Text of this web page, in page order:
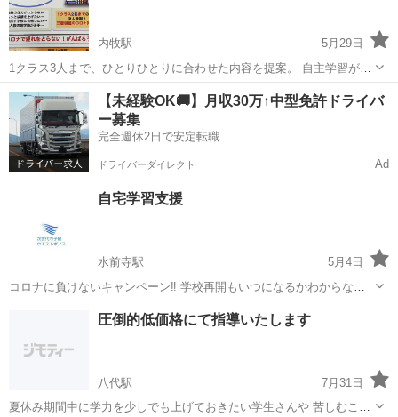
内牧駅
5月29日
1クラス3人まで、ひとりひとりに合わせた内容を提案。 自主学習がで
きる事を目標に、勉強の楽しさを知っていただけるように指導いたし
ます。 小学生 5教科＋英会話 90分×2回／週 15,00...
熊本 阿蘇市 内牧駅 塾 通訳案内士
【未経験OK🚚】月収30万↑中型免許ドライバ
ー募集
完全週休2日で安定転職
ドライバーダイレクト Ad
自宅学習支援
水前寺駅
5月4日
コロナに負けないキャンペーン‼️ 学校再開もいつになるかわからない
中、外出も自粛で自宅ばかりの子供達に楽しみながら勉強出来る環境
を塾で出来る範囲でエリア関係なくやってみようと思います✨ 保護者
熊本市 水前寺駅 寺子屋
圧倒的低価格にて指導いたします
八代駅
7月31日
夏休み期間中に学力を少しでも上げておきたい学生さんや 苦しむこと